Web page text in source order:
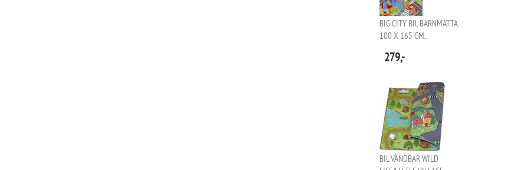
BIG CITY BIL BARNMATTA
100 X 165 CM..
279,-
BIL VÄNDBAR WILD